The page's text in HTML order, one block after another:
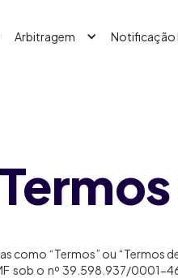
Arbitragem Notificação
como “Termos” ou “Termos
sob o nº 39.598.937/0001-